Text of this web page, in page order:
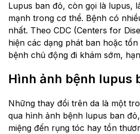
Lupus ban đỏ, còn gọi là lupus,
mạnh trong cơ thể. Bệnh có
nhất. Theo CDC (Centers for
hiện các dạng phát ban hoặc
bệnh chủ động đi khám sớm,
Hình ảnh bệnh lupus
Những thay đổi trên da là một
qua hình ảnh bệnh lupus ban
miệng đến rụng tóc hay tổn